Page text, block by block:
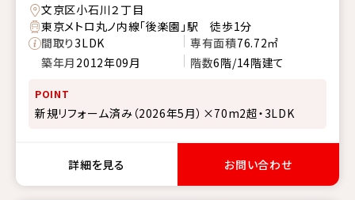
文京区小石川２丁目
東京メトロ丸ノ内線「後楽園」駅 徒歩1分
間取り3LDK 専有面積76.72㎡
築年月 2012年09月 階数6階/14階建て
POINT
新規リフォーム済み（2026年5月）×70m2超・3LDK
詳細を見る お問い合わせ